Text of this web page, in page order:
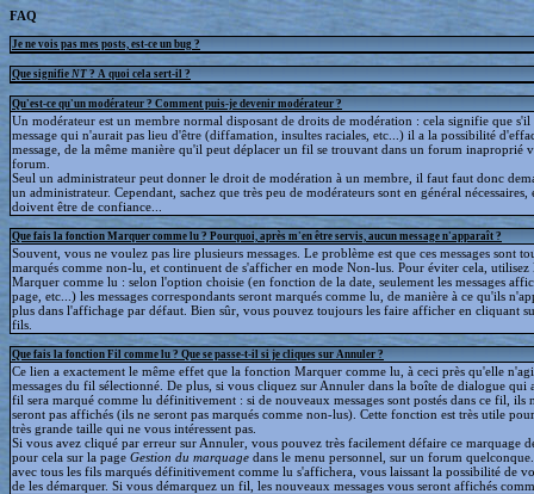
FAQ
Je ne vois pas mes posts, est-ce un bug ?
Que signifie NT ? A quoi cela sert-il ?
Qu'est-ce qu'un modérateur ? Comment puis-je devenir modérateur ?
Un modérateur est un membre normal disposant de droits de modération : cela signifie que
message qui n'aurait pas lieu d'être (diffamation, insultes raciales, etc...) il a la possibilité
message, de la même manière qu'il peut déplacer un fil se trouvant dans un forum inaproprié
forum.
Seul un administrateur peut donner le droit de modération à un membre, il faut faut donc
un administrateur. Cependant, sachez que très peu de modérateurs sont en général nécessaires,
doivent être de confiance...
Que fais la fonction Marquer comme lu ? Pourquoi, après m'en être servis, aucun message n'apparaît ?
Souvent, vous ne voulez pas lire plusieurs messages. Le problème est que ces messages sont
marqués comme non-lu, et continuent de s'afficher en mode Non-lus. Pour éviter cela,
Marquer comme lu : selon l'option choisie (en fonction de la date, seulement les messages
page, etc...) les messages correspondants seront marqués comme lu, de manière à ce qu'ils
plus dans l'affichage par défaut. Bien sûr, vous pouvez toujours les faire afficher en cliquant
fils.
Que fais la fonction Fil comme lu ? Que se passe-t-il si je cliques sur Annuler ?
Ce lien a exactement le même effet que la fonction Marquer comme lu, à ceci près qu'elle
messages du fil sélectionné. De plus, si vous cliquez sur Annuler dans la boîte de dialogue qui
fil sera marqué comme lu définitivement : si de nouveaux messages sont postés dans ce fil, ils
seront pas affichés (ils ne seront pas marqués comme non-lus). Cette fonction est très utile
très grande taille qui ne vous intéressent pas.
Si vous avez cliqué par erreur sur Annuler, vous pouvez très facilement défaire ce marquage
pour cela sur la page Gestion du marquage dans le menu personnel, sur un forum
avec tous les fils marqués définitivement comme lu s'affichera, vous laissant la possibilité de
de les démarquer. Si vous démarquez un fil, les nouveaux messages vous seront affichés